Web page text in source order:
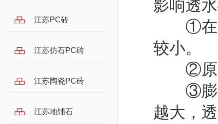
江苏PC砖
江苏仿石PC砖
江苏陶瓷PC砖
江苏地铺石
影响透
①在窄
较小。
②原料
③膨润
越大，